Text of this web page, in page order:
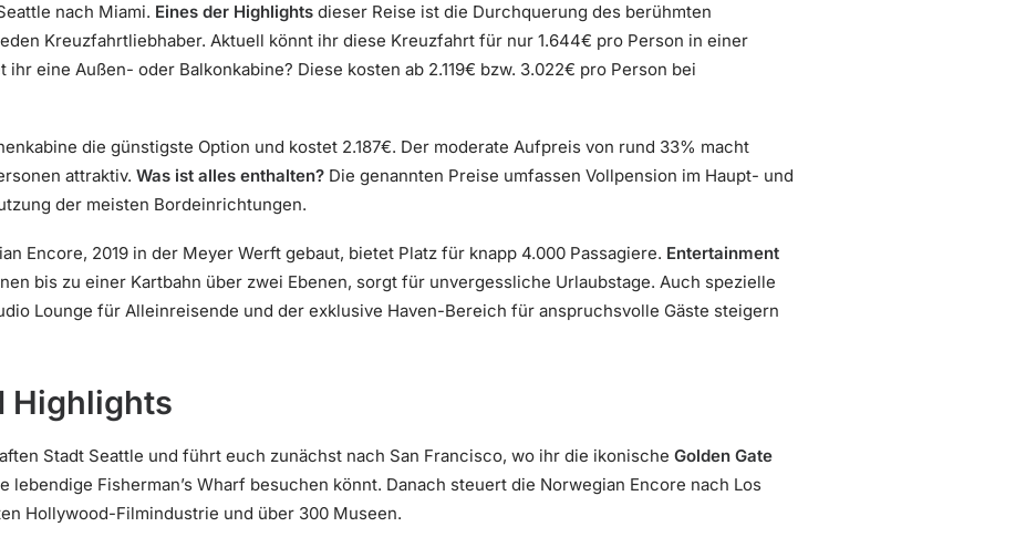
nach Miami. Eines der Highlights dieser Reise ist die Durchquerung des berühmten
Kreuzfahrtliebhaber. Aktuell könnt ihr diese Kreuzfahrt für nur 1.644€ pro Person in einer
eine Außen- oder Balkonkabine? Diese kosten ab 2.119€ bzw. 3.022€ pro Person bei
die günstigste Option und kostet 2.187€. Der moderate Aufpreis von rund 33% macht
attraktiv. Was ist alles enthalten? Die genannten Preise umfassen Vollpension im Haupt- und
der meisten Bordeinrichtungen.
Encore, 2019 in der Meyer Werft gebaut, bietet Platz für knapp 4.000 Passagiere. Entertainment
bis zu einer Kartbahn über zwei Ebenen, sorgt für unvergessliche Urlaubstage. Auch spezielle
Lounge für Alleinreisende und der exklusive Haven-Bereich für anspruchsvolle Gäste steigern
Highlights
Stadt Seattle und führt euch zunächst nach San Francisco, wo ihr die ikonische Golden Gate
lebendige Fisherman’s Wharf besuchen könnt. Danach steuert die Norwegian Encore nach Los
Hollywood-Filmindustrie und über 300 Museen.